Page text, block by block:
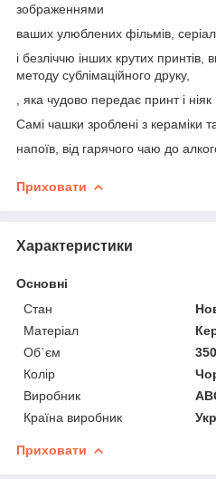
зображеннями
ваших улюблених фільмів,
і безліччю інших крутих
методу сублімаційного друку,
, яка чудово передає принт і
Самі чашки зроблені з кераміки
напоїв, від гарячого чаю до
Приховати
Характеристики
Основні
Стан
Матеріал
Об`єм
Колір
Виробник
Країна виробник
Приховати